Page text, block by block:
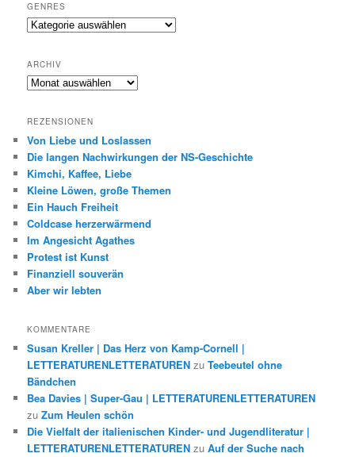
GENRES
Genres
ARCHIV
Archiv
REZENSIONEN
Von Liebe und Loslassen
Die langen Nachwirkungen der NS-Geschichte
Kimchi, Kaffee, Liebe
Kleine Löwen, große Themen
Ein Hauch Freiheit
Coldcase herzerwärmend
Im Angesicht Agathes
Protest ist Kunst
Finanziell souverän
Aber wir lebten
KOMMENTARE
Susan Kreller | Das Herz von Kamp-Cornell |
LETTERATURENLETTERATUREN zuTeebeutel ohne
Bändchen
Bea Davies | Super-Gau | LETTERATURENLETTERATUREN
zuZum Heulen schön
Die Vielfalt der italienischen Kinder- und Jugendliteratur |
LETTERATURENLETTERATUREN zuAuf der Suche nach